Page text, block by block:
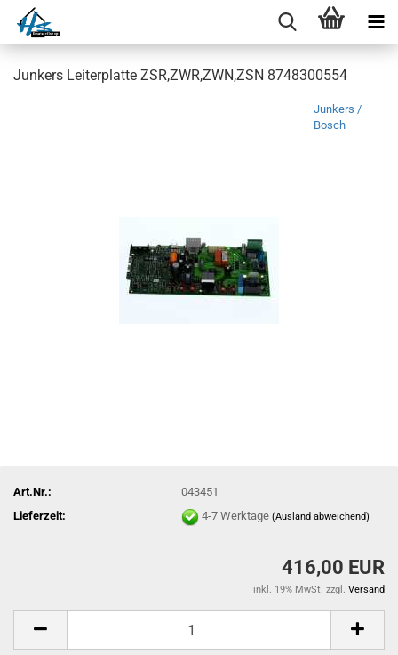
Junkers Leiterplatte ZSR,ZWR,ZWN,ZSN 8748300554
Junkers /
Bosch
Art.Nr.:
043451
Lieferzeit:
4-7 Werktage(Ausland abweichend)
416,00 EUR
inkl. 19% MwSt. zzgl. Versand